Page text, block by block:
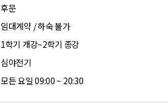
후문
임대계약 / 하숙 불가
1학기 개강~2학기 종강
심야전기
모든 요일 09:00 ~ 20:30